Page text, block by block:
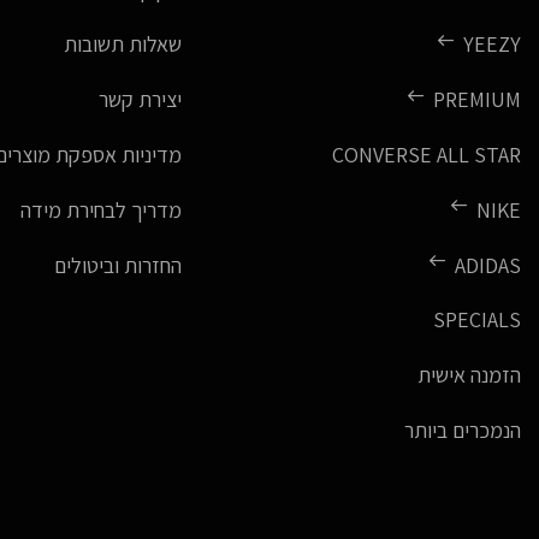
YEEZY
PREMIUM
CONVERSE ALL STAR
NIKE
ADIDAS
SPECIALS
הזמנה אישית
הנמכרים ביותר
שאלות תשובות
יצירת קשר
מדיניות אספקת
מדריך לבחירת מידה
החזרות וביטולים